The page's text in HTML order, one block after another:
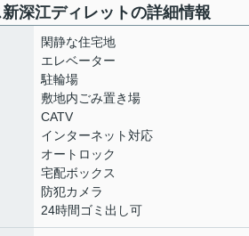
深江ディレットの詳細情報
閑静な住宅地
エレベーター
駐輪場
敷地内ごみ置き場
CATV
インターネット対応
オートロック
宅配ボックス
防犯カメラ
24時間ゴミ出し可